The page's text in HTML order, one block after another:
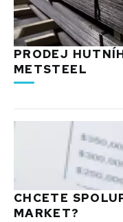
PRODEJ
METSTEEL
CHCETE
MARKET?